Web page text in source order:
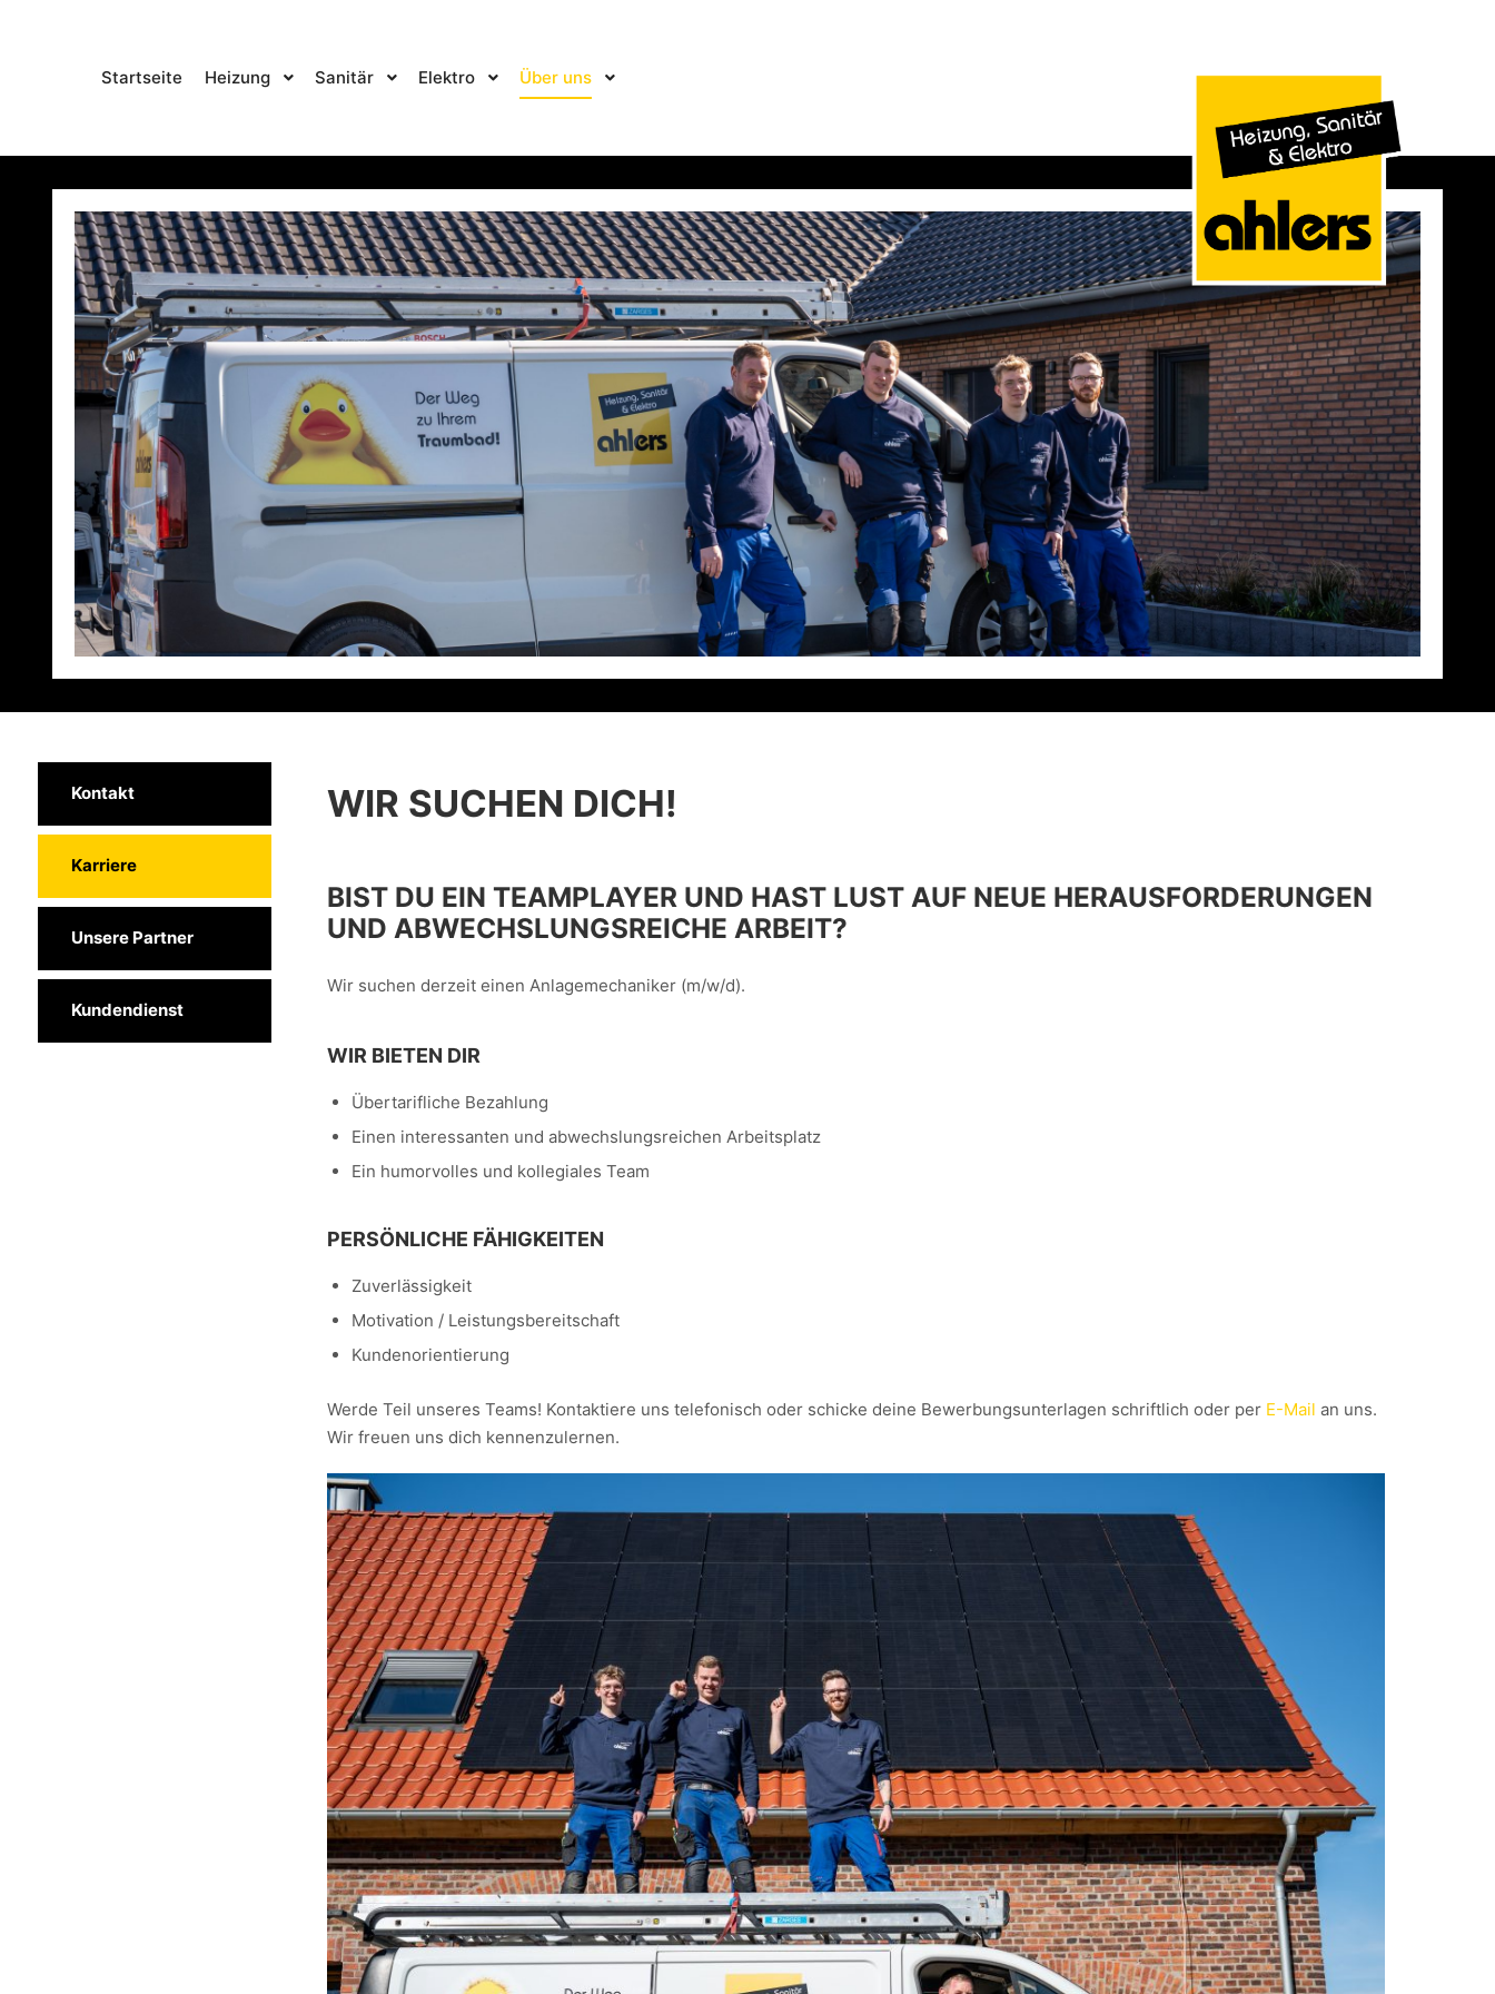
Startseite Heizung Sanitär Elektro Über uns
WIR SUCHEN DICH!
BIST DU EIN TEAMPLAYER UND HAST LUST AUF NEUE HERAUSFORDERUNGEN
UND ABWECHSLUNGSREICHE ARBEIT?
Wir suchen derzeit einen Anlagemechaniker (m/w/d).
WIR BIETEN DIR
Übertarifliche Bezahlung
Einen interessanten und abwechslungsreichen Arbeitsplatz
Ein humorvolles und kollegiales Team
PERSÖNLICHE FÄHIGKEITEN
Zuverlässigkeit
Motivation / Leistungsbereitschaft
Kundenorientierung
Werde Teil unseres Teams! Kontaktiere uns telefonisch oder schicke deine Bewerbungsunterlagen schriftlich oder per E-Mail an uns.
Wir freuen uns dich kennenzulernen.
Kontakt
Karriere
Unsere Partner
Kundendienst